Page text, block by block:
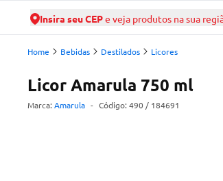
Insira seu CEPe veja produtos na sua
Home Bebidas Destilados Licores
Licor Amarula 750 ml
Marca: Amarula - Código: 490 / 184691